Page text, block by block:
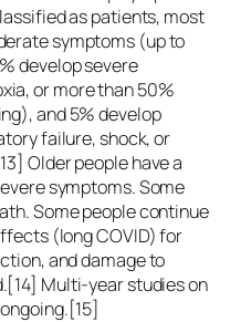
as patients, most
symptoms (up to
develop severe
or more than 50%
and 5% develop
failure, shock, or
Older people have a
symptoms. Some
Some people continue
(long COVID) for
and damage to
Multi-year studies on